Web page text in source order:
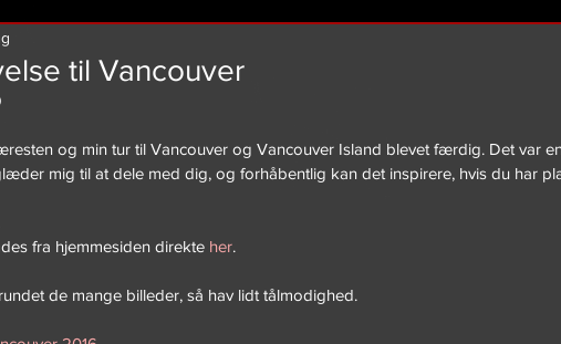
til Vancouver
og min tur til Vancouver og Vancouver Island blevet færdig. Det var
mig til at dele med dig, og forhåbentlig kan det inspirere, hvis du har
fra hjemmesiden direkte her.
de mange billeder, så hav lidt tålmodighed.